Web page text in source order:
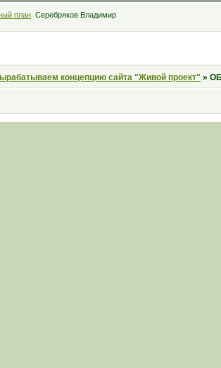
план Серебряков Владимир
концепцию сайта "Живой проект" »